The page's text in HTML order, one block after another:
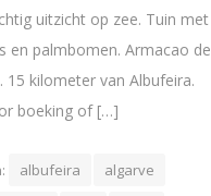
uitzicht op zee. Tuin met
en palmbomen. Armacao de
15 kilometer van Albufeira.
boeking of […]
albufeira
algarve